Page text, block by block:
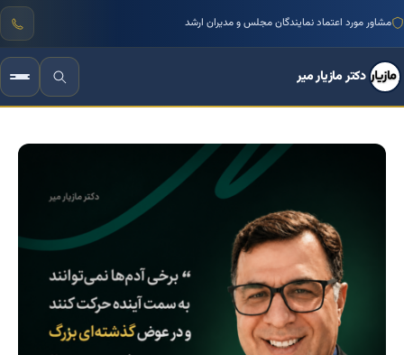
مشاور مورد اعتماد نمایندگان مجلس و مدیران ارشد
دکتر مازیار میر